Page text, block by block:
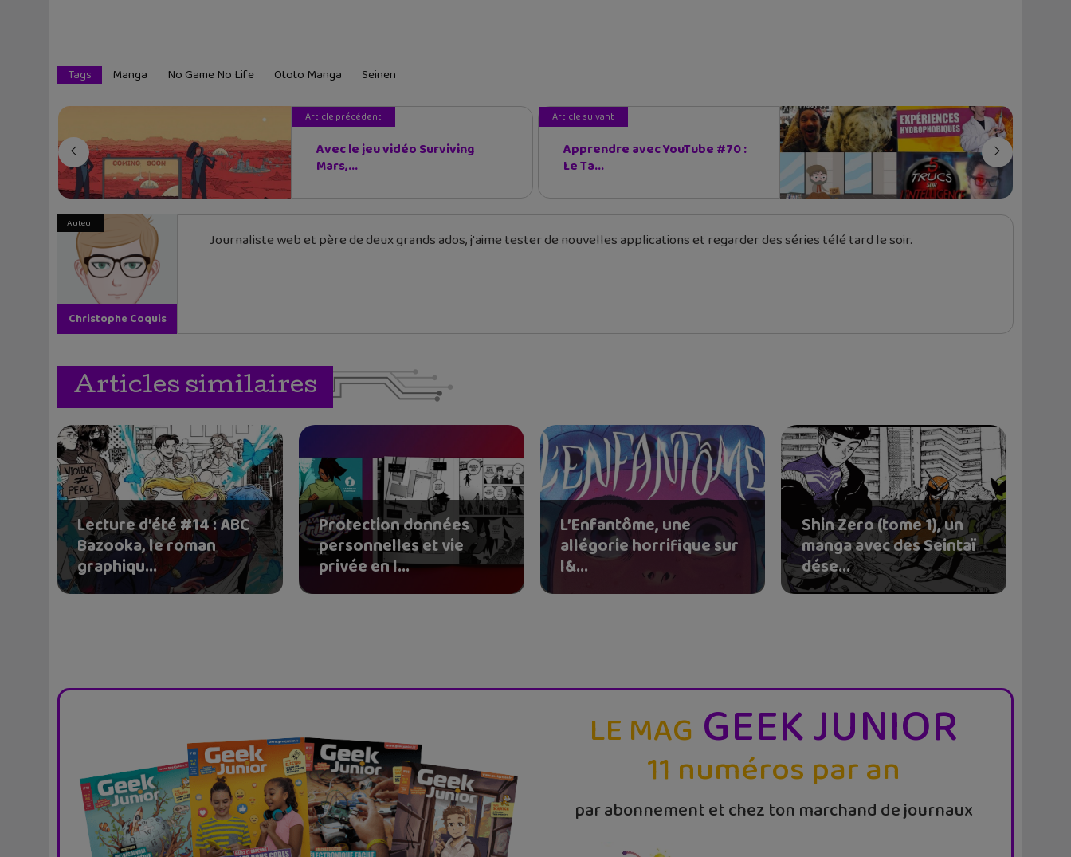
Tags Manga No Game No Life Ototo Manga Seinen
Article précédent
Avec le jeu vidéo Surviving
Mars,...
Article suivant
Apprendre avec YouTube #70 :
Le Ta...
Auteur
Christophe Coquis
Journaliste web et père de deux grands ados, j'aime tester de nouvelles applications et regarder des séries télé tard le soir.
Articles similaires
Lecture d’été #14 : ABC
Bazooka, le roman
graphiqu...
Protection données
personnelles et vie
privée en l...
L’Enfantôme, une
allégorie horrifique sur
l&...
Shin Zero (tome 1), un
manga avec des Seintaï
dése...
LE MAG GEEK JUNIOR
11 numéros par an
par abonnement et chez ton marchand de journaux